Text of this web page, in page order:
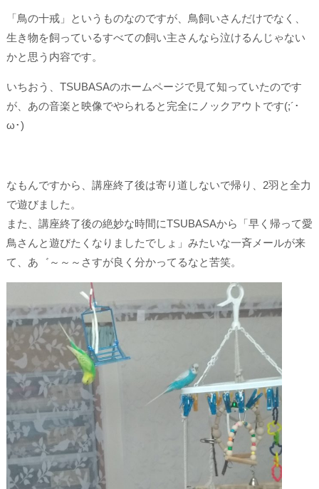
「鳥の十戒」というものなのですが、鳥飼いさんだけでなく、
生き物を飼っているすべての飼い主さんなら泣けるんじゃない
かと思う内容です。
いちおう、TSUBASAのホームページで見て知っていたのです
が、あの音楽と映像でやられると完全にノックアウトです(;´･
ω･)
なもんですから、講座終了後は寄り道しないで帰り、2羽と全力
で遊びました。
また、講座終了後の絶妙な時間にTSUBASAから「早く帰って愛
鳥さんと遊びたくなりましたでしょ」みたいな一斉メールが来
て、あ゛～～～さすが良く分かってるなと苦笑。